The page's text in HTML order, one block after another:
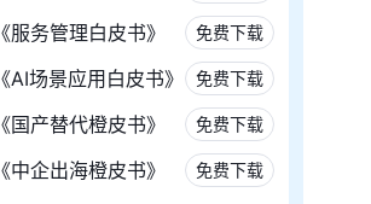
《服务管理白皮书》 免费下载
《AI场景应用白皮书》 免费下载
《国产替代橙皮书》 免费下载
《中企出海橙皮书》 免费下载